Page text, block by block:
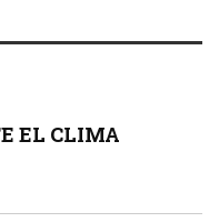
EL CLIMA